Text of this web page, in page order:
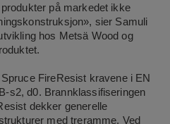
på markedet ikke
sier Samuli
hos Metsä Wood og
FireResist kravene i EN
s2, d0. Brannklassifiseringen
dekker generelle
med treramme. Ved